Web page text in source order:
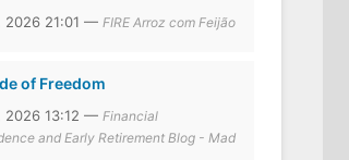
2026 21:01 —FIRE Arroz com Feijão
of Freedom
2026 13:12 —Financial
and Early Retirement Blog - Mad